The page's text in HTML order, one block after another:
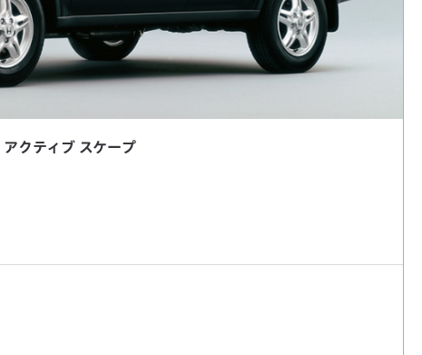
クティブ スケープ